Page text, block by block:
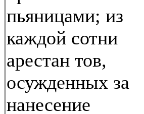
пьяницами; из
каждой сотни
арестан тов,
осужденных за
нанесение